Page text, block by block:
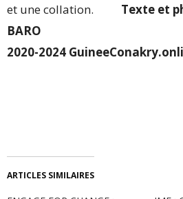
et une collation. Texte et
BARO ©
2020-2024
ARTICLES SIMILAIRES